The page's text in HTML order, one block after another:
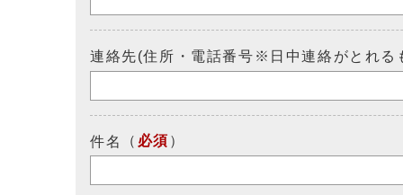
連絡先(住所・電話番号※日中連絡がとれる
件名 （ 必須 ）